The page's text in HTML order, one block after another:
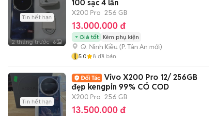
Tin hết hạn
2 tháng trước 6
100 sạc 4 lần
X200 Pro 256 GB
13.000.000 đ
Giá tốt Kèm phụ kiện
Q. Ninh Kiều (P. Tân An mới)
l 5.0 8 đã bán
Tin hết hạn
Vivo X200 Pro 12/ 256GB
đẹp kengpin 99% CÓ COD
X200 Pro 256 GB
13.500.000 đ